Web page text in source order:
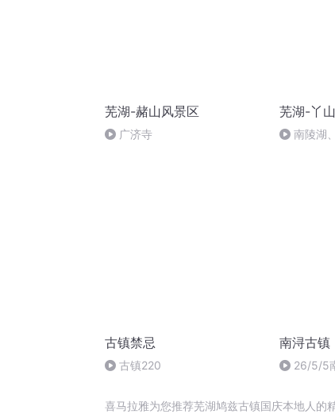
芜湖-赭山风景区
广济寺
芜湖-丫
南陵湖
古镇禁忌
古镇220
南浔古镇
26/5/5
喜马拉雅为您推荐芜湖鸠兹古镇国庆本地人的